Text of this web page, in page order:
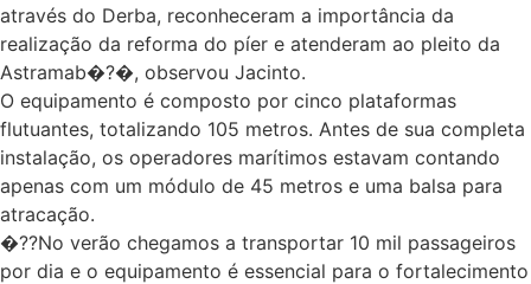
através do Derba, reconheceram a importância da
realização da reforma do píer e atenderam ao pleito da
Astramab�?�, observou Jacinto.
O equipamento é composto por cinco plataformas
flutuantes, totalizando 105 metros. Antes de sua completa
instalação, os operadores marítimos estavam contando
apenas com um módulo de 45 metros e uma balsa para
atracação.
�??No verão chegamos a transportar 10 mil passageiros
por dia e o equipamento é essencial para o fortalecimento